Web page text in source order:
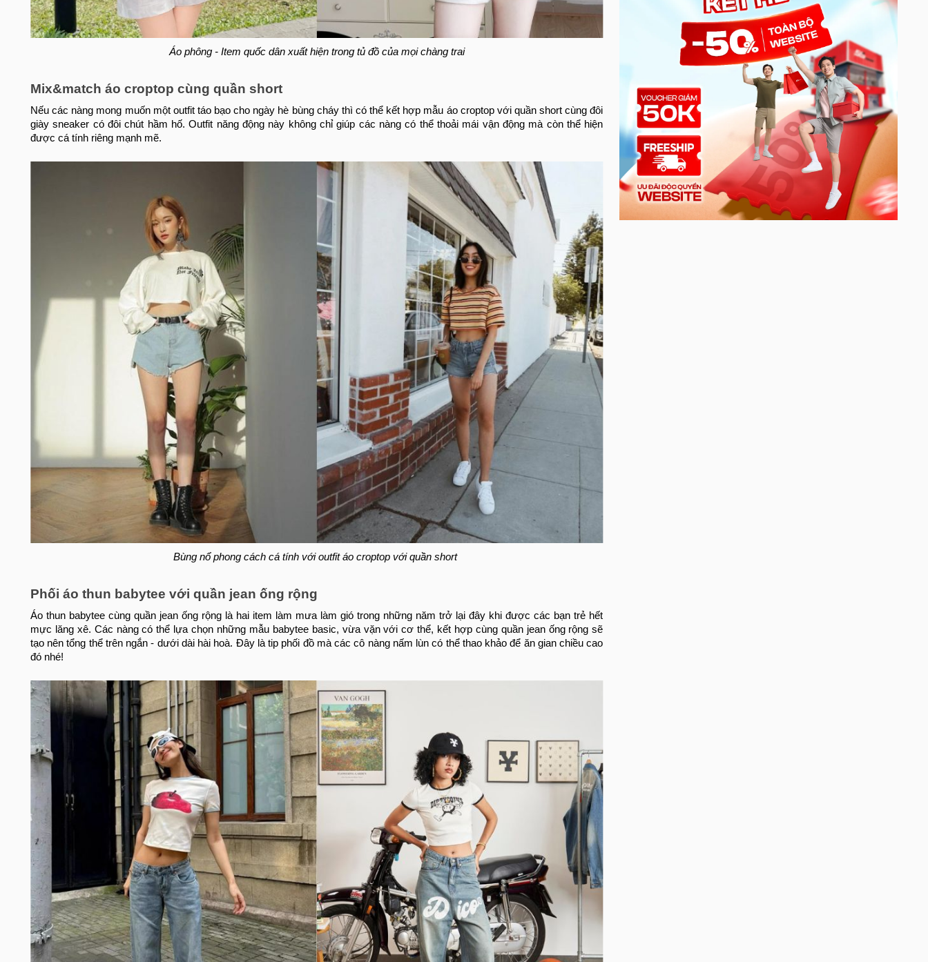
Áo phông - Item quốc dân xuất hiện trong tủ đồ của mọi chàng trai
Mix&match áo croptop cùng quần short
Nếu các nàng mong muốn một outfit táo bạo cho ngày hè bùng cháy thì có thể kết hợp mẫu áo croptop với quần short cùng đôi
giày sneaker có đôi chút hầm hố. Outfit năng động này không chỉ giúp các nàng có thể thoải mái vận động mà còn thể hiện
được cá tính riêng mạnh mẽ.
Bùng nổ phong cách cá tính với outfit áo croptop với quần short
Phối áo thun babytee với quần jean ống rộng
Áo thun babytee cùng quần jean ống rộng là hai item làm mưa làm gió trong những năm trở lại đây khi được các bạn trẻ hết
mực lăng xê. Các nàng có thể lựa chọn những mẫu babytee basic, vừa vặn với cơ thể, kết hợp cùng quần jean ống rộng sẽ
tạo nên tổng thể trên ngắn - dưới dài hài hoà. Đây là tip phối đồ mà các cô nàng nấm lùn có thể thao khảo để ăn gian chiều cao
đó nhé!